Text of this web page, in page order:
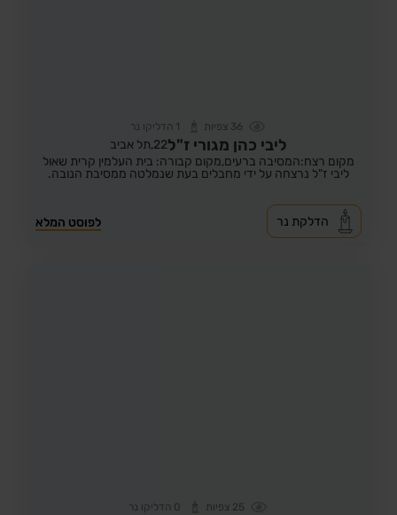
36 צפיות 1 הדליקו נר
ליבי כהן מגורי ז"ל22, תל אביב
מקום רצח:המסיבה ברעים,מקום קבורה: בית העלמין קרית שאול
ליבי ז"ל נרצחה על ידי מחבלים בעת שנמלטה ממסיבת הנובה.
לפוסט המלא הדלקת נר
25 צפיות 0 הדליקו נר